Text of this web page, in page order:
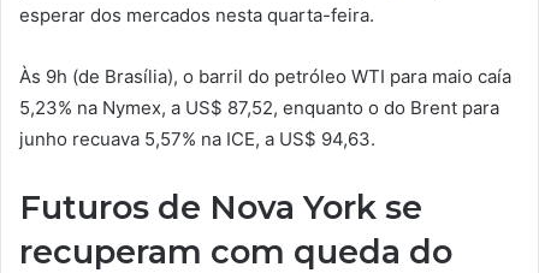
esperar dos mercados nesta quarta-feira.
Às 9h (de Brasília), o barril do petróleo WTI para maio caía
5,23% na Nymex, a US$ 87,52, enquanto o do Brent para
junho recuava 5,57% na ICE, a US$ 94,63.
Futuros de Nova York se
recuperam com queda do